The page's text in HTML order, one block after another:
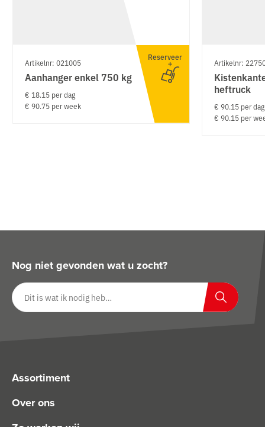
Artikelnr: 021005
Aanhanger enkel 750 kg
€ 18.15 per dag
€ 90.75 per week
Reserveer
Artikelnr:
heftruck
€ 90.15 per dag
€ 90.15 per
Nog niet gevonden wat u zocht?
Zoeken op website
Zoeken
Assortiment
Over ons